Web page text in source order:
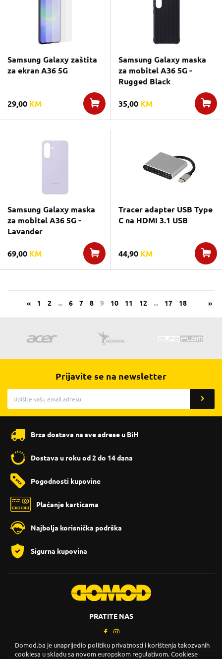
Samsung Galaxy zaštita
za ekran A36 5G
29,00 KM
Samsung Galaxy maska
za mobitel A36 5G -
Rugged Black
35,00 KM
Samsung Galaxy maska
za mobitel A36 5G -
Lavander
69,00 KM
Tracer adapter USB Type
C na HDMI 3.1 USB
44,90 KM
« 1 2 ... 6 7 8 9 10 11 12 ... 17 18 »
Prijavite se na newsletter
Brza dostava na sve adrese u BiH
Dostava u roku od 2 do 14 dana
Pogodnosti kupovine
Plaćanje karticama
Najbolja korisnička podrška
Sigurna kupovina
PRATITE NAS
Domod.ba je unaprijedio politiku privatnosti i korištenja takozvanih
cookiesa u skladu sa novom europskom regulativom. Cookiese